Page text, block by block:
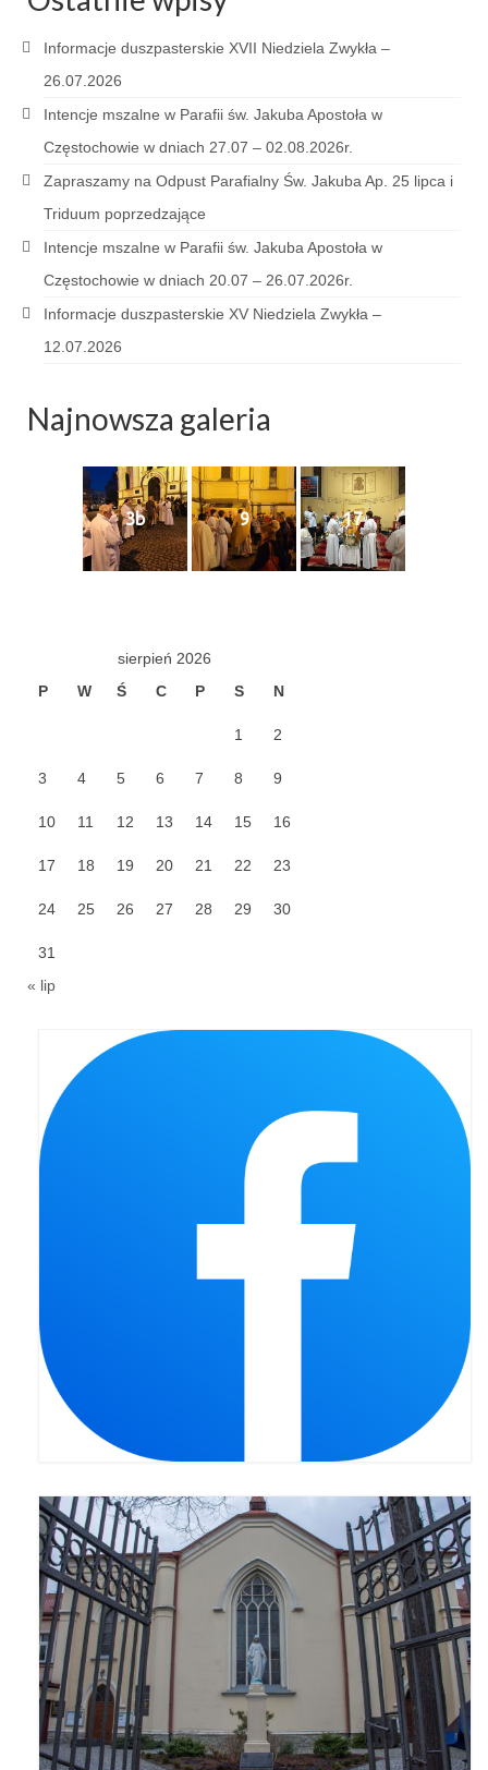
Pierwsza Komunia Święta – Grupa 1
Pierwsza Komunia Święta – Grupa 2
Boże Ciało
Galerie 2020
Uroczystość Św. Jakuba Apostoła 2020
Wizytacja Kanoniczna 21.06.2020
Boże Ciało 2020
Opłatek Wspólnot Parafialnych
Galerie 2019
Pasterka 2019
Triduum St. Kostka 2019
Uroczystość Św. Jakuba Ap 2019
Boże Ciało – 20 czerwca 2019
Pierwsza Komunia Święta 2019
Imieniny Ks Kanonika
Wigilia Paschalna 2019
Wielki Piątek 2019
Wielki Czwartek 2019
Imieniny Ks. Proboszcza 2019
Nasza parafia z lotu ptaka
Bal Wszystkich Świętych 2018
Triduum Św. St. Kostka 2018
Narodowy Dzień Pamięci “Żołnierzy
Wyklętych” 2018
Galerie 2017
Remont plebanii 2017
Wprowadzenie nowego Proboszcza
Imieniny kapłana
Informacje duszpasterskie XVII Niedziela Zwykła –
26.07.2026
Intencje mszalne w Parafii św. Jakuba Apostoła w
Częstochowie w dniach 27.07 – 02.08.2026r.
Zapraszamy na Odpust Parafialny Św. Jakuba Ap. 25 lipca i
Triduum poprzedzające
Intencje mszalne w Parafii św. Jakuba Apostoła w
Częstochowie w dniach 20.07 – 26.07.2026r.
Informacje duszpasterskie XV Niedziela Zwykła –
12.07.2026
Najnowsza galeria
3b 9 17
sierpień 2026
P
W Ś C P S N
1 2
3 4 5 6 7 8 9
10 11 12 13 14 15 16
17 18 19 20 21 22 23
24 25 26 27 28 29 30
31
« lip